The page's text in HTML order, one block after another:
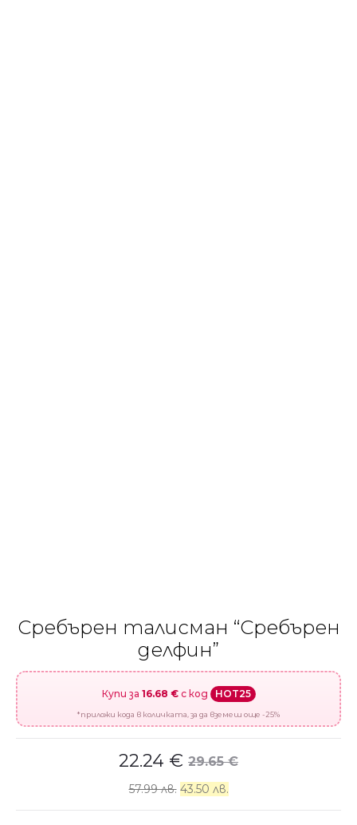
Сребърен талисман “Сребърен
делфин”
Купи за 16.68 €с код HOT25
*приложи кода в количката, за да вземеш още -25%
29.65€
22.24 €
57.99 лв. 43.50 лв.